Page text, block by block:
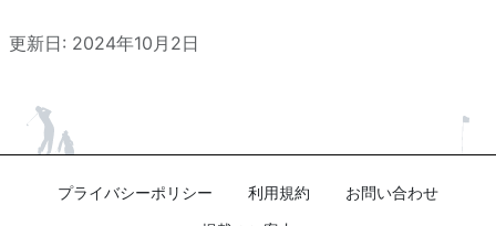
更新日: 2024年10月2日
プライバシーポリシー 利用規約
お問い合わせ